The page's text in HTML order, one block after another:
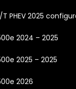
PHEV 2025
2024 – 2025
2025 – 2025
2026